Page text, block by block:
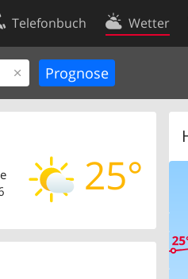
Telefonbuch Wetter
25°
Kontakt